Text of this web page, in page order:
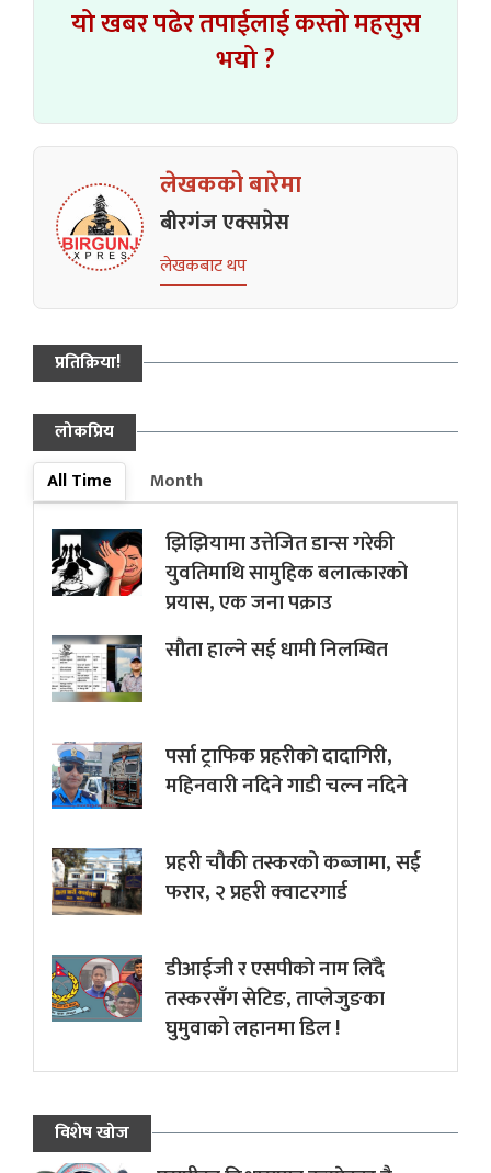
यो खबर पढेर तपाईलाई कस्तो महसुस
भयो ?
लेखकको बारेमा
बीरगंज एक्सप्रेस
लेखकबाट थप
प्रतिक्रिया!
लोकप्रिय
All Time
Month
झिझियामा उत्तेजित डान्स गरेकी
युवतिमाथि सामुहिक बलात्कारको
प्रयास, एक जना पक्राउ
सौता हाल्ने सई धामी निलम्बित
पर्सा ट्राफिक प्रहरीकाे दादागिरी,
महिनवारी नदिने गाडी चल्न नदिने
प्रहरी चौकी तस्करको कब्जामा, सई
फरार, २ प्रहरी क्वाटरगार्ड
डीआईजी र एसपीको नाम लिँदै
तस्करसँग सेटिङ, ताप्लेजुङका
घुमुवाको लहानमा डिल !
विशेष खोज